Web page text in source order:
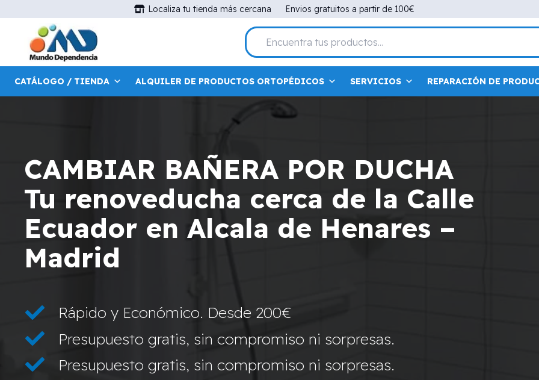
Localiza tu tienda más cercana Envios gratuitos a partir de 100€
CATÁLOGO / TIENDA ALQUILER DE PRODUCTOS ORTOPÉDICOS SERVICIOS REPARACIÓN DE
CAMBIAR BAÑERA POR DUCHA
Tu renoveducha cerca de la Calle
Ecuador en Alcala de Henares –
Madrid
Rápido y Económico. Desde 200€
Presupuesto gratis, sin compromiso ni sorpresas.
Presupuesto gratis, sin compromiso ni sorpresas.